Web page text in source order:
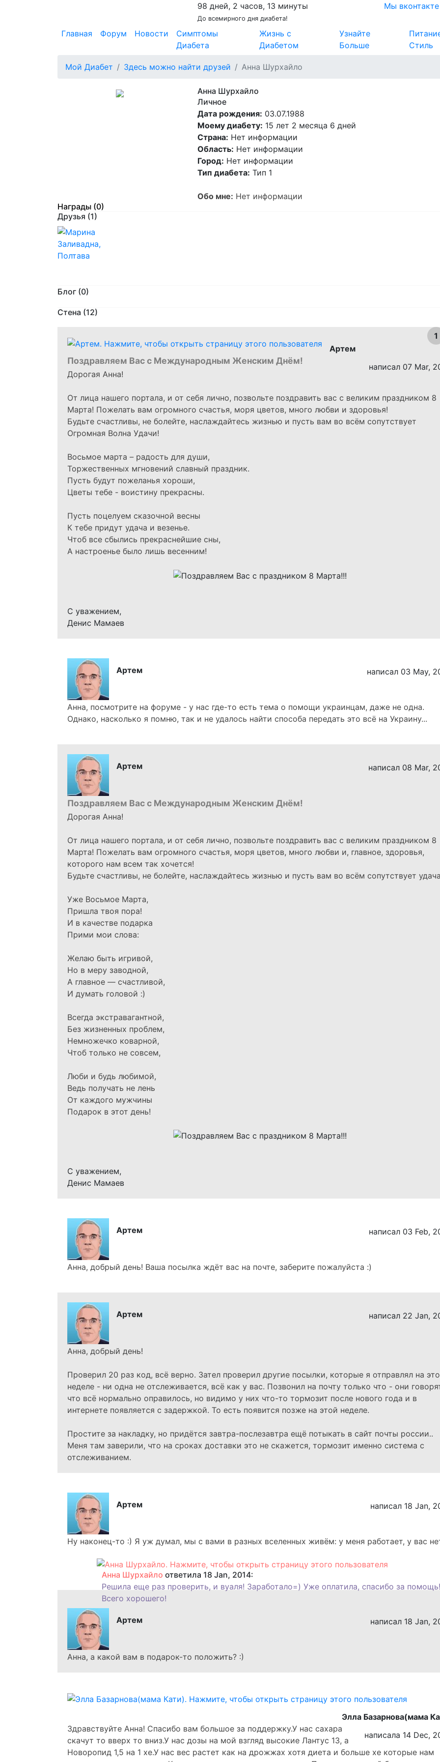
98 дней, 2 часов, 13 минуты
До всемирного дня диабета!
Мы вконтакте
Главная
Форум Новости
Симптомы
Диабета
Жизнь с
Диабетом
Узнайте
Больше
Стиль
Мой Диабет Здесь можно найти друзей Анна Шурхайло
Анна Шурхайло
Личное
Дата рождения: 03.07.1988
Моему диабету: 15 лет 2 месяца 6 дней
Страна: Нет информации
Область: Нет информации
Город: Нет информации
Тип диабета: Тип 1
Обо мне: Нет информации
Награды (0)
Друзья (1)
Блог (0)
Стена (12)
1
Артем
написал 07 Mar,
Поздравляем Вас с Международным Женским Днём!
Дорогая Анна!
От лица нашего портала, и от себя лично, позвольте поздравить вас с великим праздником 8
Марта! Пожелать вам огромного счастья, моря цветов, много любви и здоровья!
Будьте счастливы, не болейте, наслаждайтесь жизнью и пусть вам во всём сопутствует
Огромная Волна Удачи!
Восьмое марта – радость для души,
Торжественных мгновений славный праздник.
Пусть будут пожеланья хороши,
Цветы тебе - воистину прекрасны.
Пусть поцелуем сказочной весны
К тебе придут удача и везенье.
Чтоб все сбылись прекраснейшие сны,
А настроенье было лишь весенним!
С уважением,
Денис Мамаев
Артем написал 03 May,
Анна, посмотрите на форуме - у нас где-то есть тема о помощи украинцам, даже не одна.
Однако, насколько я помню, так и не удалось найти способа передать это всё на Украину...
Артем написал 08 Mar,
Поздравляем Вас с Международным Женским Днём!
Дорогая Анна!
От лица нашего портала, и от себя лично, позвольте поздравить вас с великим праздником 8
Марта! Пожелать вам огромного счастья, моря цветов, много любви и, главное, здоровья,
которого нам всем так хочется!
Будьте счастливы, не болейте, наслаждайтесь жизнью и пусть вам во всём сопутствует
Уже Восьмое Марта,
Пришла твоя пора!
И в качестве подарка
Прими мои слова:
Желаю быть игривой,
Но в меру заводной,
А главное — счастливой,
И думать головой :)
Всегда экстравагантной,
Без жизненных проблем,
Немножечко коварной,
Чтоб только не совсем,
Люби и будь любимой,
Ведь получать не лень
От каждого мужчины
Подарок в этот день!
С уважением,
Денис Мамаев
Артем написал 03 Feb,
Анна, добрый день! Ваша посылка ждёт вас на почте, заберите пожалуйста :)
Артем написал 22 Jan,
Анна, добрый день!
Проверил 20 раз код, всё верно. Зател проверил другие посылки, которые я отправлял на
неделе - ни одна не отслеживается, всё как у вас. Позвонил на почту только что - они
что всё нормально оправилось, но видимо у них что-то тормозит после нового года и в
интернете появляется с задержкой. То есть появится позже на этой неделе.
Простите за накладку, но придётся завтра-послезавтра ещё потыкать в сайт почты россии..
Меня там заверили, что на сроках доставки это не скажется, тормозит именно система с
отслеживанием.
Артем написал 18 Jan,
Ну наконец-то :) Я уж думал, мы с вами в разных вселенных живём: у меня работает, у вас
Анна Шурхайло ответила 18 Jan, 2014:
Решила еще раз проверить, и вуаля! Заработало=) Уже оплатила, спасибо за помощь!
Всего хорошего!
Артем написал 18 Jan,
Анна, а какой вам в подарок-то положить? :)
Элла Базарнова(мама
написала 14 Dec,
Здравствуйте Анна! Спасибо вам большое за поддержку.У нас сахара
скачут то вверх то вниз.У нас дозы на мой взгляд высокие Лантус 13, а
Новоропид 1,5 на 1 хе.У нас вес растет как на дрожжах хотя диета и больше хе которые нам